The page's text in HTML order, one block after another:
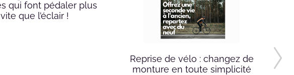
qui font pédaler plus
vite que l’éclair !
Reprise de vélo : changez de
monture en toute simplicité